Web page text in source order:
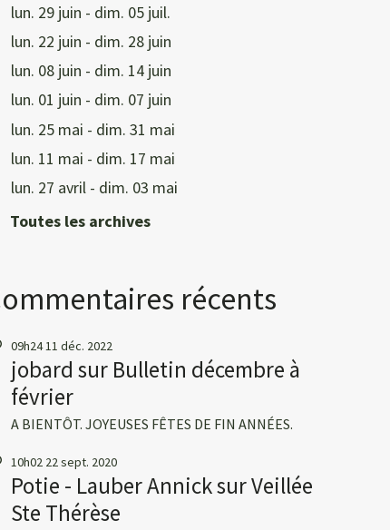
lun. 29 juin - dim. 05 juil.
lun. 22 juin - dim. 28 juin
lun. 08 juin - dim. 14 juin
lun. 01 juin - dim. 07 juin
lun. 25 mai - dim. 31 mai
lun. 11 mai - dim. 17 mai
lun. 27 avril - dim. 03 mai
Toutes les archives
récents
09h2411 déc. 2022
jobard sur Bulletin décembre à
février
A BIENTÔT. JOYEUSES FÊTES DE FIN ANNÉES.
10h02 22sept. 2020
Potie - Lauber AnnicksurVeillée
Ste Thérèse